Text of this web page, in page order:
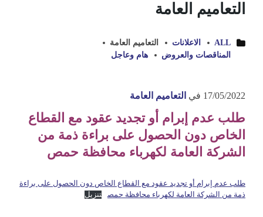
التعاميم العامة
ALL الاعلانات
التعاميم العامة
المناقصات والعروض
هام وعاجل
17/05/2022 في التعاميم العامة
طلب عدم إبرام أو تجديد عقود مع القطاع
الخاص دون الحصول على براءة ذمة من
الشركة العامة لكهرباء محافظة حمص
طلب عدم إبرام أو تجديد عقود مع القطاع الخاص دون الحصول على براءة
ذمة من الشركة العامة لكهرباء محافظة حمص
تنزيل